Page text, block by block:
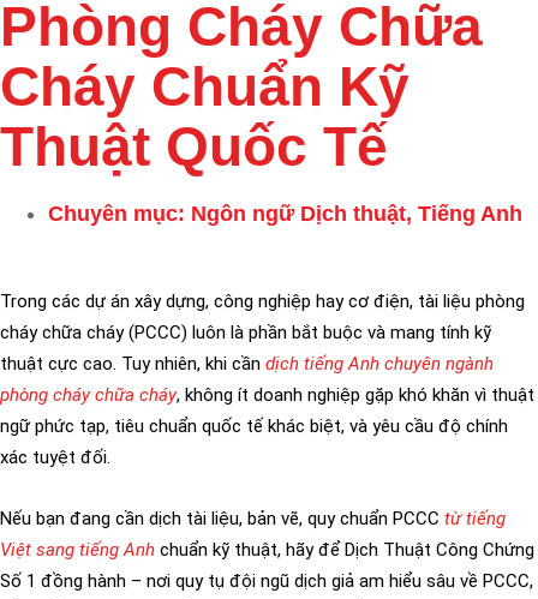
Phòng Cháy Chữa
Cháy Chuẩn Kỹ
Thuật Quốc Tế
Chuyên mục: Ngôn ngữ Dịch thuật, Tiếng Anh
Trong các dự án xây dựng, công nghiệp hay cơ điện, tài liệu phòng
cháy chữa cháy (PCCC) luôn là phần bắt buộc và mang tính kỹ
thuật cực cao. Tuy nhiên, khi cần dịch tiếng Anh chuyên ngành
phòng cháy chữa cháy, không ít doanh nghiệp gặp khó khăn vì thuật
ngữ phức tạp, tiêu chuẩn quốc tế khác biệt, và yêu cầu độ chính
xác tuyệt đối.
Nếu bạn đang cần dịch tài liệu, bản vẽ, quy chuẩn PCCC từ tiếng
Việt sang tiếng Anh chuẩn kỹ thuật, hãy để Dịch Thuật Công Chứng
Số 1 đồng hành – nơi quy tụ đội ngũ dịch giả am hiểu sâu về PCCC,